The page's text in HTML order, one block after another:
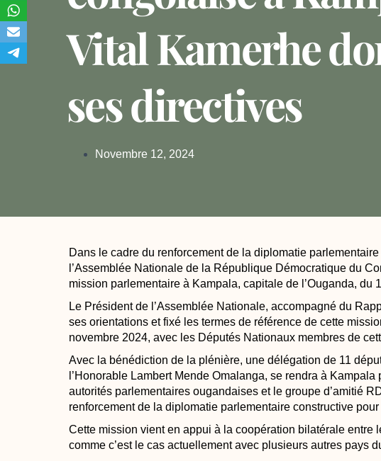
Vital Kamerhe
ses directives
Novembre 12, 2024
Dans le cadre du renforcement de la diplomatie
l’Assemblée Nationale de la République Démocratique du
mission parlementaire à Kampala, capitale de l’Ouganda, du
Le Président de l’Assemblée Nationale, accompagné du
ses orientations et fixé les termes de référence de cette
novembre 2024, avec les Députés Nationaux membres de
Avec la bénédiction de la plénière, une délégation de 11
l’Honorable Lambert Mende Omalanga, se rendra à
autorités parlementaires ougandaises et le groupe d’amitié
renforcement de la diplomatie parlementaire constructive
Cette mission vient en appui à la coopération bilatérale entre
comme c’est le cas actuellement avec plusieurs autres pays